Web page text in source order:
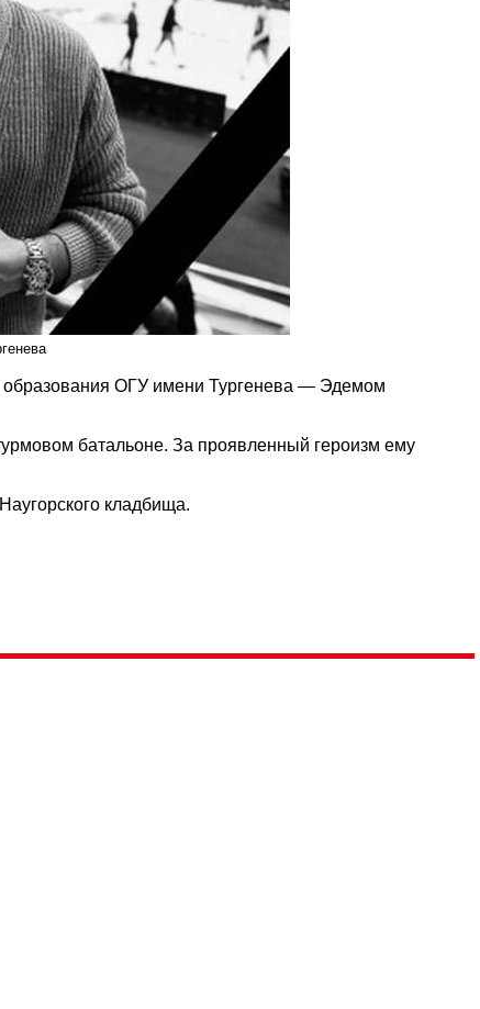
образования ОГУ имени Тургенева — Эдемом
батальоне. За проявленный героизм ему
кладбища.